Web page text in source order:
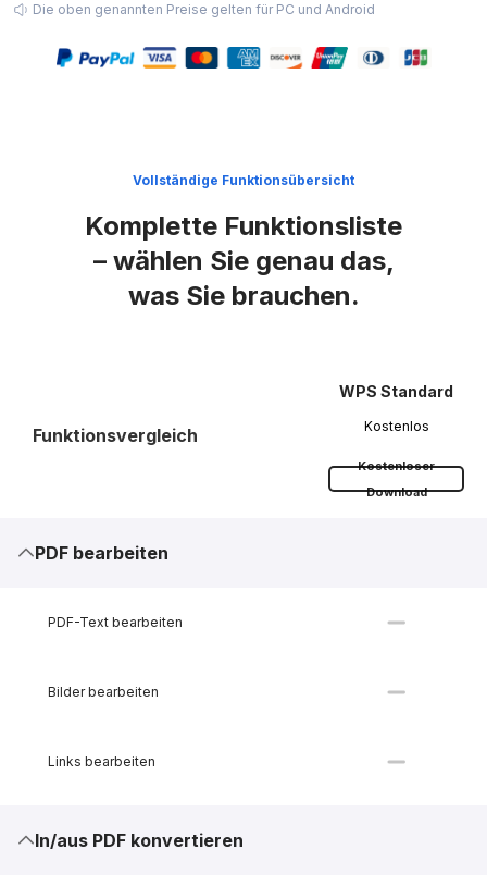
Die oben genannten Preise gelten für PC und Android
Vollständige Funktionsübersicht
Komplette Funktionsliste
– wählen Sie genau das,
was Sie brauchen.
Funktionsvergleich
WPS Standard
Kostenlos
Kostenloser
Download
PDF bearbeiten
PDF-Text bearbeiten
Bilder bearbeiten
Links bearbeiten
In/aus PDF konvertieren